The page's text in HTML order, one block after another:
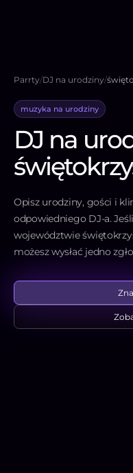
Parrty/DJ na urodziny/
muzyka na urodziny
DJ na
Opisz urodziny, gości i
odpowiedniego DJ-a.
województwie
możesz wysłać jedno